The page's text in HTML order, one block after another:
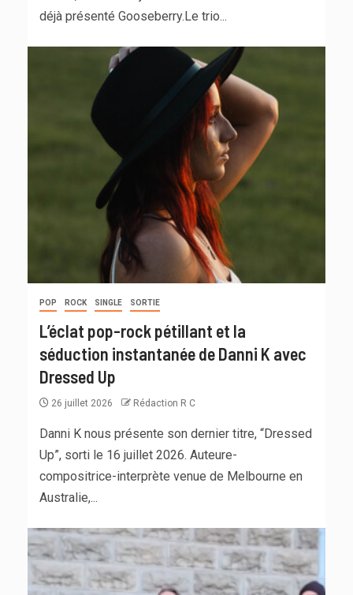
déjà présenté Gooseberry.Le trio...
POP ROCK SINGLE SORTIE
L’éclat pop-rock pétillant et la
séduction instantanée de Danni K avec
Dressed Up
26 juillet 2026 Rédaction R C
Danni K nous présente son dernier titre, “Dressed
Up”, sorti le 16 juillet 2026. Auteure-
compositrice-interprète venue de Melbourne en
Australie,...